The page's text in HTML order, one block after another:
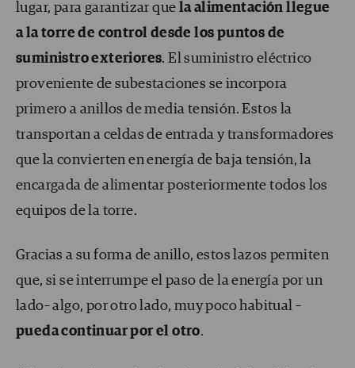
lugar, para garantizar que la alimentación llegue
a la torre de control desde los puntos de
suministro exteriores. El suministro eléctrico
proveniente de subestaciones se incorpora
primero a anillos de media tensión. Estos la
transportan a celdas de entrada y transformadores
que la convierten en energía de baja tensión, la
encargada de alimentar posteriormente todos los
equipos de la torre.
Gracias a su forma de anillo, estos lazos permiten
que, si se interrumpe el paso de la energía por un
lado– algo, por otro lado, muy poco habitual –
pueda continuar por el otro.